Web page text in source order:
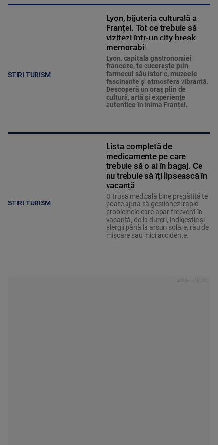
STIRI TURISM
Lyon, bijuteria culturală a
Franței. Tot ce trebuie să
vizitezi într-un city break
memorabil
Lyon, capitala gastronomiei
franceze, te cucerește prin
farmecul său istoric, muzeele
fascinante și atmosfera vibrantă.
Descoperă un oraș plin de
cultură, artă și experiențe
autentice în inima Franței.
STIRI TURISM
Lista completă de
medicamente pe care
trebuie să o ai în bagaj. Ce
nu trebuie să îți lipsească în
vacanță
O trusă medicală bine pregătită te
poate ajuta să gestionezi rapid
problemele care apar frecvent în
vacanță, de la dureri, indigestie și
alergii până la arsuri solare, rău de
mișcare sau mici accidente.